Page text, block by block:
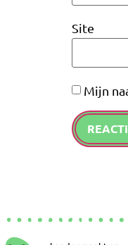
Site
Mijn